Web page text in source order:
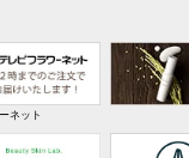
ネット